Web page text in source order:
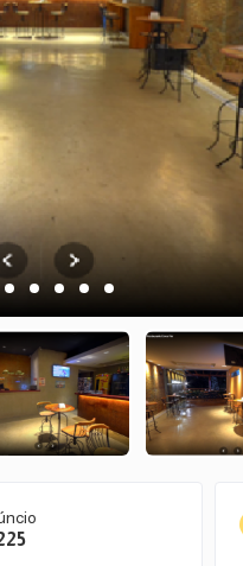
2 3 4 5 6